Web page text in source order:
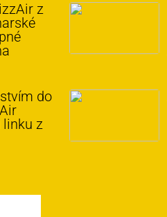
z
do
linku z